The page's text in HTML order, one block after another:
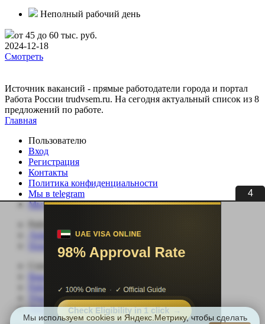
Неполный рабочий день
от 45 до 60 тыс. руб.
2024-12-18
Смотреть
Источник вакансий - прямые работодатели города и портал
Работа России trudvsem.ru. На сегодня актуальный список из 8
предложений по работе.
4
Главная
Пользователю
Вход
Регистрация
Контакты
Политика конфиденциальности
Мы в telegram
Мы в ВК
Добавить вакансию
Поиск сотрудников
Соискателю
Вакансии
Работа по специальности
Удаленная работа
Добавить резюме
Мы используем cookies и Яндекс.Метрику, чтобы сделать